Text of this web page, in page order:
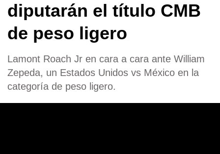
diputarán el título CMB
de peso ligero
Lamont Roach Jr en cara a cara ante William
Zepeda, un Estados Unidos vs México en la
categoría de peso ligero.